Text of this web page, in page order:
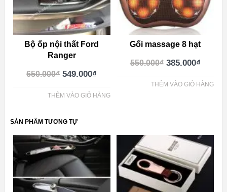
Bộ ốp nội thất Ford
Ranger
650.000₫ 549.000₫
THÊM VÀO GIỎ HÀNG
Gối massage 8 hạt
550.000₫ 385.000₫
THÊM VÀO GIỎ HÀNG
SẢN PHẨM TƯƠNG TỰ